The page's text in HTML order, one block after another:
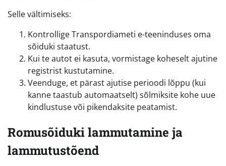
Selle vältimiseks:
Kontrollige Transpordiameti e-teeninduses oma
sõiduki staatust.
Kui te autot ei kasuta, vormistage koheselt ajutine
registrist kustutamine.
Veenduge, et pärast ajutise perioodi lõppu (kui
kanne taastub automaatselt) sõlmiksite kohe uue
kindlustuse või pikendaksite peatamist.
Romusõiduki lammutamine ja
lammutustõend